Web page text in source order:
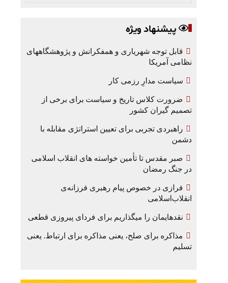
پیشنهاد ویژه
قابل توجه شهریاری و همفکرانش و پژوهشگاههای
نظامی آمریکا
سیاست مدارِ رزمی کار
ضرورت کلاس تاریخ و سیاست برای برخی از
تصمیم گیران کشور
راهبردی تجربی برای تعیین استراتژی مقابله با
دشمن
صبر مقدس تا تأمین خواسته های انقلاب اسلامی
در جنگ رمضان
فرازی در خصوص پیام رهبری فرزانه‌ی
انقلاب‌اسلامی
نقدهایمان را میگذاریم برای فردای پیروزی قطعی
مذاکره برای صلح، یعنی مذاکره برای ارتباط. یعنی
تسلیم